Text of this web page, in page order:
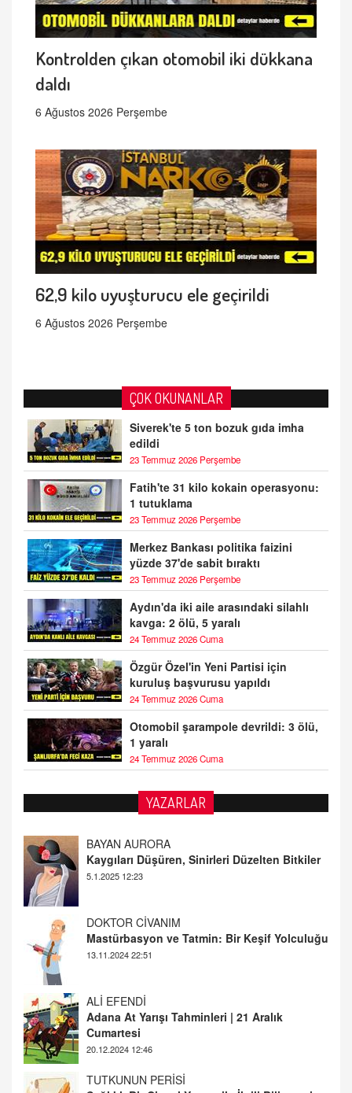
Kontrolden çıkan otomobil iki dükkana
daldı
6 Ağustos 2026 Perşembe
62,9 kilo uyuşturucu ele geçirildi
6 Ağustos 2026 Perşembe
ÇOK OKUNANLAR
Siverek'te 5 ton bozuk gıda imha
edildi
23 Temmuz 2026 Perşembe
Fatih'te 31 kilo kokain operasyonu:
1 tutuklama
23 Temmuz 2026 Perşembe
Merkez Bankası politika faizini
yüzde 37'de sabit bıraktı
23 Temmuz 2026 Perşembe
Aydın'da iki aile arasındaki silahlı
kavga: 2 ölü, 5 yaralı
24 Temmuz 2026 Cuma
Özgür Özel'in Yeni Partisi için
kuruluş başvurusu yapıldı
24 Temmuz 2026 Cuma
Otomobil şarampole devrildi: 3 ölü,
1 yaralı
24 Temmuz 2026 Cuma
YAZARLAR
DOKTOR CİVANIM
Mastürbasyon ve Tatmin: Bir Keşif Yolculuğu
13.11.2024 22:51
ALİ EFENDİ
Adana At Yarışı Tahminleri | 21 Aralık
Cumartesi
TUTKUNUN PERİSİ
Sağlıklı Bir Cinsel Yaşam ile İlgili Bilinmesi
Gerekenler
08.11.2024 13:16
FARUK ÖNALAN